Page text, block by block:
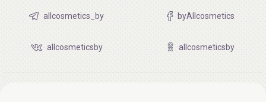
allcosmetics_by byAllcosmetics
allcosmeticsby allcosmeticsby